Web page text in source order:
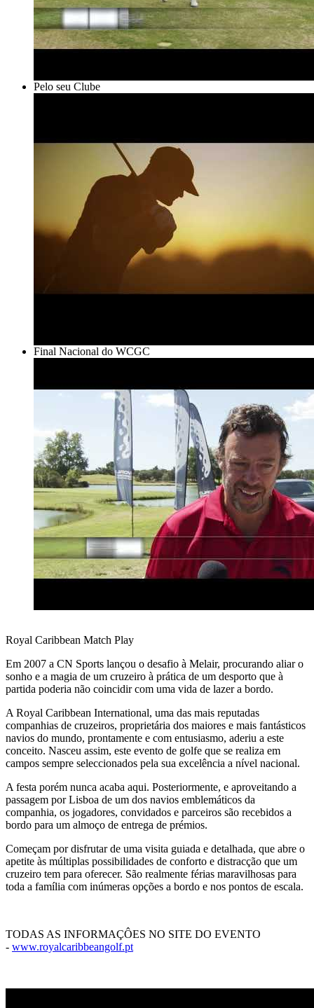
Pelo seu Clube
Final Nacional do WCGC
Royal Caribbean Match Play
Em 2007 a CN Sports lançou o desafio à Melair, procurando aliar o
sonho e a magia de um cruzeiro à prática de um desporto que à
partida poderia não coincidir com uma vida de lazer a bordo.
A Royal Caribbean International, uma das mais reputadas
companhias de cruzeiros, proprietária dos maiores e mais fantásticos
navios do mundo, prontamente e com entusiasmo, aderiu a este
conceito. Nasceu assim, este evento de golfe que se realiza em
campos sempre seleccionados pela sua excelência a nível nacional.
A festa porém nunca acaba aqui. Posteriormente, e aproveitando a
passagem por Lisboa de um dos navios emblemáticos da
companhia, os jogadores, convidados e parceiros são recebidos a
bordo para um almoço de entrega de prémios.
Começam por disfrutar de uma visita guiada e detalhada, que abre o
apetite às múltiplas possibilidades de conforto e distracção que um
cruzeiro tem para oferecer. São realmente férias maravilhosas para
toda a família com inúmeras opções a bordo e nos pontos de escala.
TODAS AS INFORMAÇÔES NO SITE DO EVENTO
- www.royalcaribbeangolf.pt